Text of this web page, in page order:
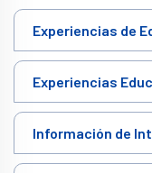
Experiencias de
Experiencias
Información de